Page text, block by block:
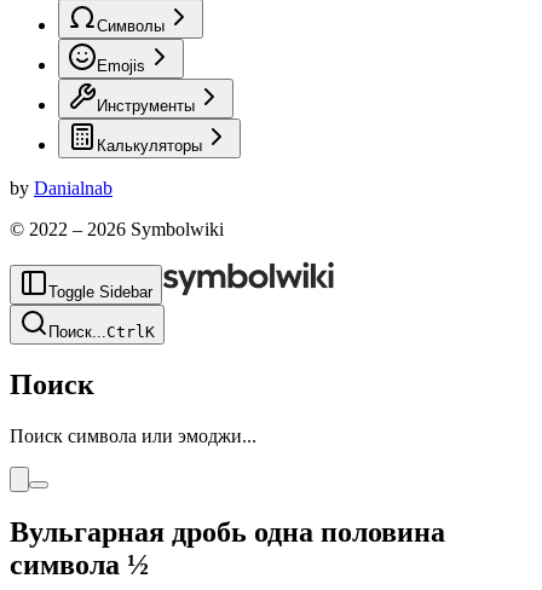
Символы
Emojis
Инструменты
Калькуляторы
by Danialnab
© 2022 – 2026 Symbolwiki
Toggle Sidebar
Поиск...CtrlK
Поиск
Поиск символа или эмоджи...
Вульгарная дробь одна половина
символа ½